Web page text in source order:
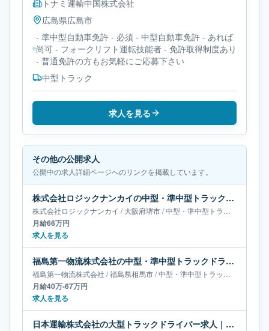
トナミ運輸中国株式会社
広島県広島市
- 準中型自動車免許 - 必須 - 中型自動車免許 - あれば
尚可 - フォークリフト運転技能者 - 免許取得制度あり
- 普通免許の方もお気軽にご応募下さい
中型トラック
求人を見る
その他の公開求人
公開中の求人詳細ページへのリンクを掲載しています。
株式会社ロジックナンカイの中型・準中型トラックドライバー求人｜大阪府堺市｜月給66万円
株式会社ロジックナンカイ /大阪府堺市/中型・準中型トラックドライバー
月給66万円
求人を見る
福島第一物流株式会社の中型・準中型トラックドライバー求人｜福島県相馬市｜月給40万-67万円
福島第一物流株式会社 /福島県相馬市/中型・準中型トラックドライバー
月給40万-67万円
求人を見る
日本運輸株式会社の大型トラックドライバー求人｜群馬県伊勢崎市｜月給67万-68万円